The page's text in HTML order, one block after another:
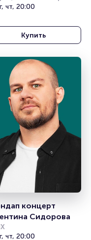
(Сочи)
чт, 20:00
Купить
концерт
Сидорова
чт, 20:00